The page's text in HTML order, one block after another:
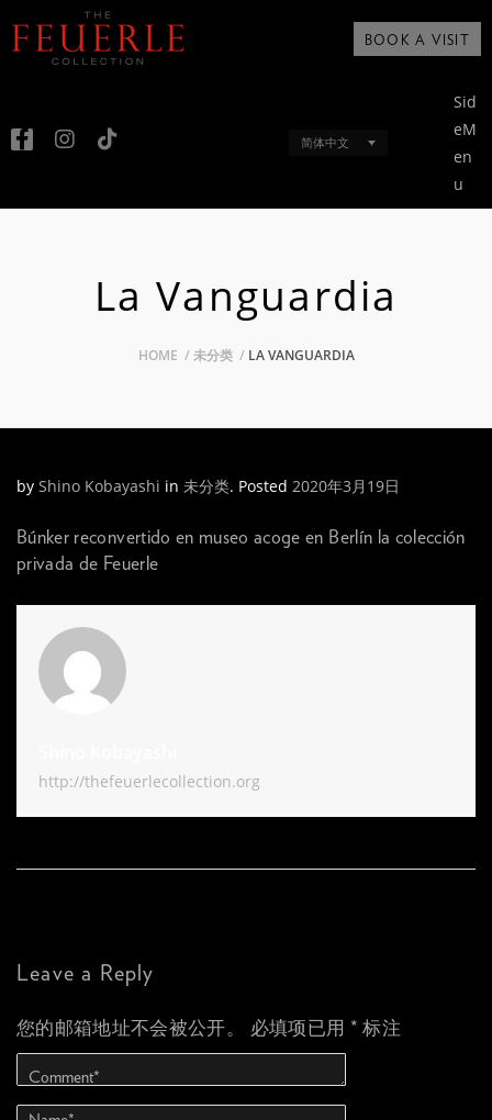
BOOK A VISIT
简体中文
Sid
eM
en
u
La Vanguardia
HOME 未分类 LA VANGUARDIA
by Shino Kobayashi in 未分类. Posted 2020年3月19日
Búnker reconvertido en museo acoge en Berlín la colección
privada de Feuerle
http://thefeuerlecollection.org
Leave a Reply
您的邮箱地址不会被公开。 必填项已用 * 标注